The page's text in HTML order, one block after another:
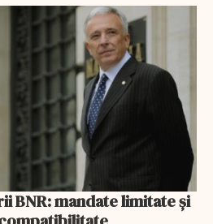
BNR: mandate limitate și